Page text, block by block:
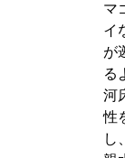
マ
イ
が
る
河
性
し